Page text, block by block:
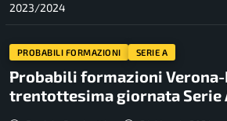
2023/2024
PROBABILI FORMAZIONI SERIE A
Probabili formazioni
trentottesima giornata Serie